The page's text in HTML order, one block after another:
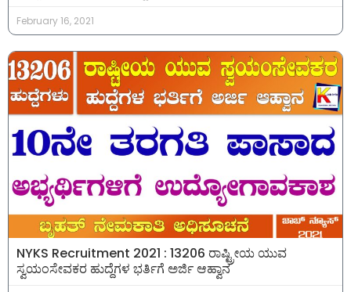
February 16, 2021
NYKS Recruitment 2021 : 13206 ರಾಷ್ಟ್ರೀಯ ಯುವ
ಸ್ವಯಂಸೇವಕರ ಹುದ್ದೆಗಳ ಭರ್ತಿಗೆ ಅರ್ಜಿ ಆಹ್ವಾನ